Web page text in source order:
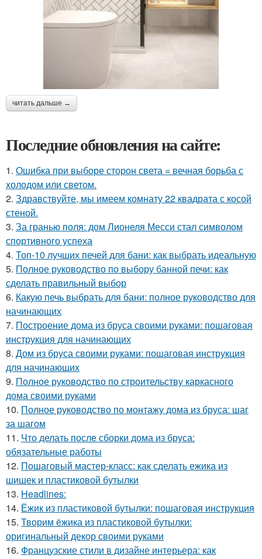
читать дальше →
Последние обновления на сайте:
1. Ошибка при выборе сторон света = вечная борьба с
холодом или светом.
2. Здравствуйте, мы имеем комнату 22 квадрата с косой
стеной.
3. За гранью поля: дом Лионеля Месси стал символом
спортивного успеха
4. Топ-10 лучших печей для бани: как выбрать идеальную
5. Полное руководство по выбору банной печи: как
сделать правильный выбор
6. Какую печь выбрать для бани: полное руководство для
начинающих
7. Построение дома из бруса своими руками: пошаговая
инструкция для начинающих
8. Дом из бруса своими руками: пошаговая инструкция
для начинающих
9. Полное руководство по строительству каркасного
дома своими руками
10. Полное руководство по монтажу дома из бруса: шаг
за шагом
11. Что делать после сборки дома из бруса:
обязательные работы
12. Пошаговый мастер-класс: как сделать ежика из
шишек и пластиковой бутылки
13. Headlines:
14. Ёжик из пластиковой бутылки: пошаговая инструкция
15. Творим ёжика из пластиковой бутылки:
оригинальный декор своими руками
16. Французские стили в дизайне интерьера: как